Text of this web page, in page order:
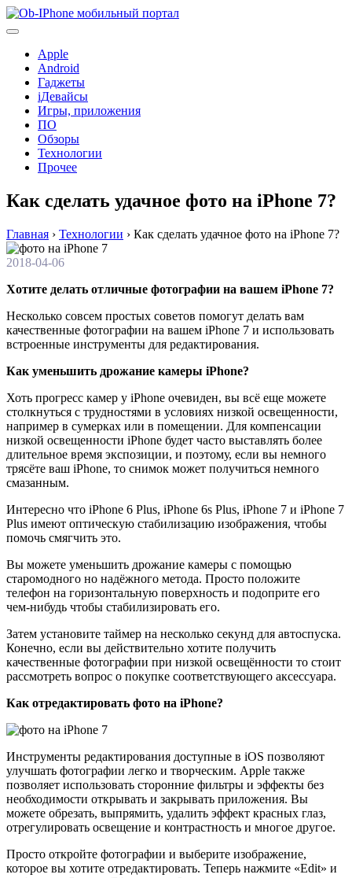
Перейти
к
Apple
Android
Гаджеты
iДевайсы
Игры, приложения
ПО
Обзоры
Технологии
Прочее
Как сделать удачное фото на iPhone 7?
Главная › Технологии › Как сделать удачное фото на iPhone 7?
2018-04-06
Хотите делать отличные фотографии на вашем iPhone 7?
Несколько совсем простых советов помогут делать вам
качественные фотографии на вашем iPhone 7 и использовать
встроенные инструменты для редактирования.
Как уменьшить дрожание камеры iPhone?
Хоть прогресс камер у iPhone очевиден, вы всё еще можете
столкнуться с трудностями в условиях низкой освещенности,
например в сумерках или в помещении. Для компенсации
низкой освещенности iPhone будет часто выставлять более
длительное время экспозиции, и поэтому, если вы немного
трясёте ваш iPhone, то снимок может получиться немного
смазанным.
Интересно что iPhone 6 Plus, iPhone 6s Plus, iPhone 7 и iPhone 7
Plus имеют оптическую стабилизацию изображения, чтобы
помочь смягчить это.
Вы можете уменьшить дрожание камеры с помощью
старомодного но надёжного метода. Просто положите
телефон на горизонтальную поверхность и подоприте его
чем-нибудь чтобы стабилизировать его.
Затем установите таймер на несколько секунд для автоспуска.
Конечно, если вы действительно хотите получить
качественные фотографии при низкой освещённости то стоит
рассмотреть вопрос о покупке соответствующего аксессуара.
Как отредактировать фото на iPhone?
Инструменты редактирования доступные в iOS позволяют
улучшать фотографии легко и творческим. Apple также
позволяет использовать сторонние фильтры и эффекты без
необходимости открывать и закрывать приложения. Вы
можете обрезать, выпрямить, удалить эффект красных глаз,
отрегулировать освещение и контрастность и многое другое.
Просто откройте фотографии и выберите изображение,
которое вы хотите отредактировать. Теперь нажмите «Edit» и